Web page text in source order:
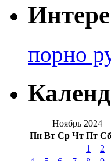
порно
Ноябрь 2024
Пн Вт Ср Чт Пт Сб
1 2